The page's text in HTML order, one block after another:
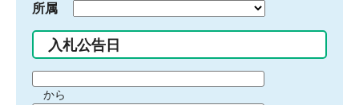
所属
入札公告日
間から